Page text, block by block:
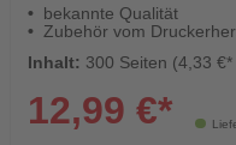
bekannte Qualität
Zubehör vom
Inhalt: 300 Seiten (4,33
12,99 €*